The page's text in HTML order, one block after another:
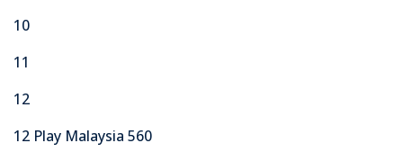
10
11
12
12 Play Malaysia 560